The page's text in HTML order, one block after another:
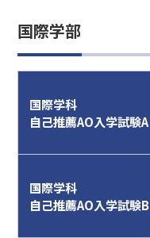
国際学部
国際学科
自己推薦AO入学試験A
国際学科
自己推薦AO入学試験B